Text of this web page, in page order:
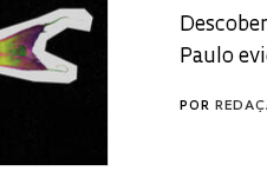
Paulo
POR